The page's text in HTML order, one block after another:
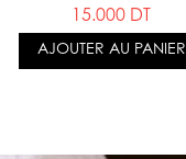
15.000 DT
AJOUTER AU PANIER